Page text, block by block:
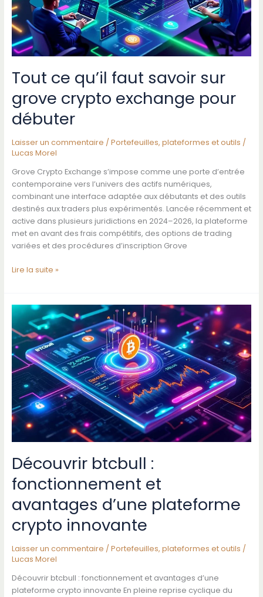
Tout ce qu’il faut savoir sur
grove crypto exchange pour
débuter
Laisser un commentaire / Portefeuilles, plateformes et outils /
Lucas Morel
Grove Crypto Exchange s’impose comme une porte d’entrée
contemporaine vers l’univers des actifs numériques,
combinant une interface adaptée aux débutants et des outils
destinés aux traders plus expérimentés. Lancée récemment et
active dans plusieurs juridictions en 2024–2026, la plateforme
met en avant des frais compétitifs, des options de trading
variées et des procédures d’inscription Grove
Tout
faut
savoir
sur
grove
crypto
exchange
pour
débuter
Lire la suite »
Découvrir btcbull :
fonctionnement et
avantages d’une plateforme
crypto innovante
Laisser un commentaire / Portefeuilles, plateformes et outils /
Lucas Morel
Découvrir btcbull : fonctionnement et avantages d’une
plateforme crypto innovante En pleine reprise cyclique du